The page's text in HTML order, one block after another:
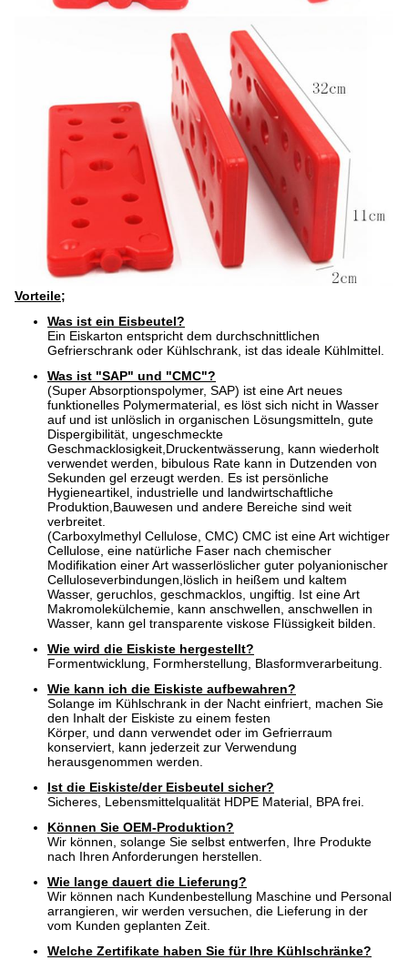
Vorteile;
Was ist ein Eisbeutel?
Ein Eiskarton entspricht dem durchschnittlichen
Gefrierschrank oder Kühlschrank, ist das ideale Kühlmittel.
Was ist "SAP" und "CMC"?
(Super Absorptionspolymer, SAP) ist eine Art neues
funktionelles Polymermaterial, es löst sich nicht in Wasser
auf und ist unlöslich in organischen Lösungsmitteln, gute
Dispergibilität, ungeschmeckte
Geschmacklosigkeit,Druckentwässerung, kann wiederholt
verwendet werden, bibulous Rate kann in Dutzenden von
Sekunden gel erzeugt werden. Es ist persönliche
Hygieneartikel, industrielle und landwirtschaftliche
Produktion,Bauwesen und andere Bereiche sind weit
verbreitet.
(Carboxylmethyl Cellulose, CMC) CMC ist eine Art wichtiger
Cellulose, eine natürliche Faser nach chemischer
Modifikation einer Art wasserlöslicher guter polyanionischer
Celluloseverbindungen,löslich in heißem und kaltem
Wasser, geruchlos, geschmacklos, ungiftig. Ist eine Art
Makromolekülchemie, kann anschwellen, anschwellen in
Wasser, kann gel transparente viskose Flüssigkeit bilden.
Wie wird die Eiskiste hergestellt?
Formentwicklung, Formherstellung, Blasformverarbeitung.
Wie kann ich die Eiskiste aufbewahren?
Solange im Kühlschrank in der Nacht einfriert, machen Sie
den Inhalt der Eiskiste zu einem festen
Körper, und dann verwendet oder im Gefrierraum
konserviert, kann jederzeit zur Verwendung
herausgenommen werden.
Ist die Eiskiste/der Eisbeutel sicher?
Sicheres, Lebensmittelqualität HDPE Material, BPA frei.
Können Sie OEM-Produktion?
Wir können, solange Sie selbst entwerfen, Ihre Produkte
nach Ihren Anforderungen herstellen.
Wie lange dauert die Lieferung?
Wir können nach Kundenbestellung Maschine und Personal
arrangieren, wir werden versuchen, die Lieferung in der
vom Kunden geplanten Zeit.
Welche Zertifikate haben Sie für Ihre Kühlschränke?